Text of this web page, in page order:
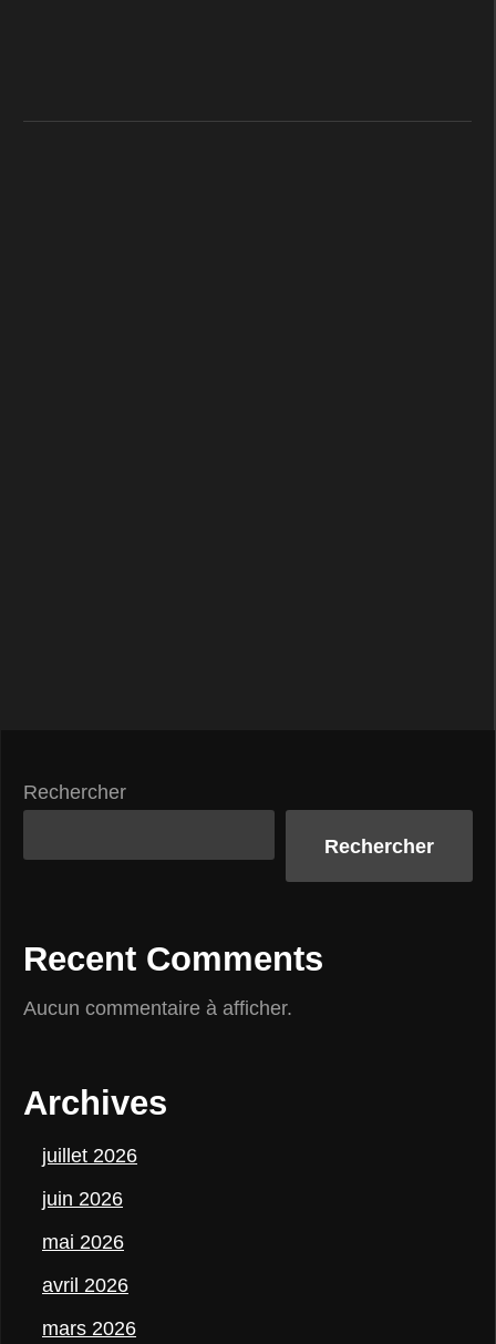
Rechercher
Rechercher
Recent Comments
Aucun commentaire à afficher.
Archives
juillet 2026
juin 2026
mai 2026
avril 2026
mars 2026